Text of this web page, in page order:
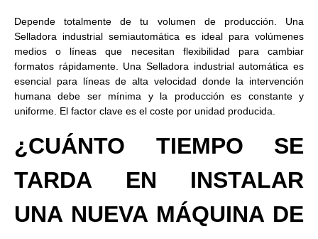
Depende totalmente de tu volumen de producción. Una
Selladora industrial semiautomática es ideal para volúmenes
medios o líneas que necesitan flexibilidad para cambiar
formatos rápidamente. Una Selladora industrial automática es
esencial para líneas de alta velocidad donde la intervención
humana debe ser mínima y la producción es constante y
uniforme. El factor clave es el coste por unidad producida.
¿CUÁNTO TIEMPO SE
TARDA EN INSTALAR
UNA NUEVA MÁQUINA DE